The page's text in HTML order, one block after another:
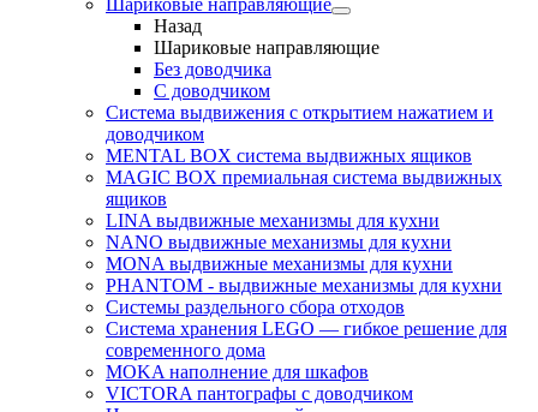
Шариковые направляющие
Назад
Шариковые направляющие
Без доводчика
С доводчиком
Система выдвижения с открытием нажатием и
доводчиком
MENTAL BOX система выдвижных ящиков
MAGIC BOX премиальная система выдвижных
ящиков
LINA выдвижные механизмы для кухни
NANO выдвижные механизмы для кухни
MONA выдвижные механизмы для кухни
PHANTOM - выдвижные механизмы для кухни
Системы раздельного сбора отходов
Система хранения LEGO — гибкое решение для
современного дома
MOKA наполнение для шкафов
VICTORA пантографы с доводчиком